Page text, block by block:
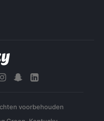
voorbehouden